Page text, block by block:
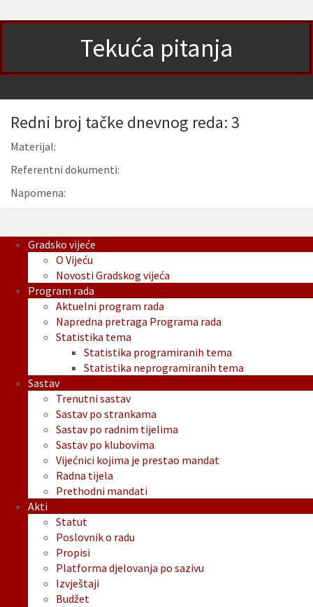
Tekuća pitanja
Redni broj tačke dnevnog reda: 3
Materijal:
Referentni dokumenti:
Napomena:
Gradsko vijeće
O Vijeću
Novosti Gradskog vijeća
Program rada
Aktuelni program rada
Napredna pretraga Programa rada
Statistika tema
Statistika programiranih tema
Statistika neprogramiranih tema
Sastav
Trenutni sastav
Sastav po strankama
Sastav po radnim tijelima
Sastav po klubovima
Vijećnici kojima je prestao mandat
Radna tijela
Prethodni mandati
Akti
Statut
Poslovnik o radu
Propisi
Platforma djelovanja po sazivu
Izvještaji
Budžet